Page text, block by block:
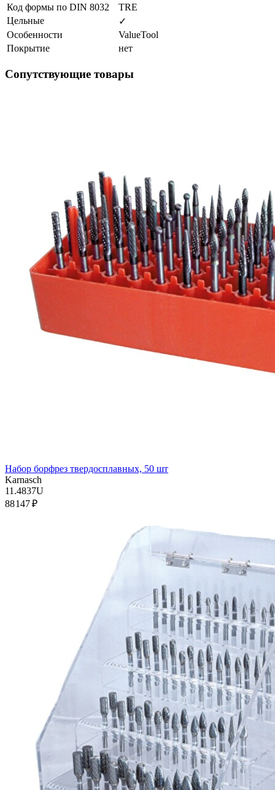
Код формы по DIN 8032
TRE
Цельные
✓
Особенности
ValueTool
Покрытие
нет
Сопутствующие товары
Набор борфрез твердосплавных, 50 шт
Karnasch
11.4837U
88 147 ₽